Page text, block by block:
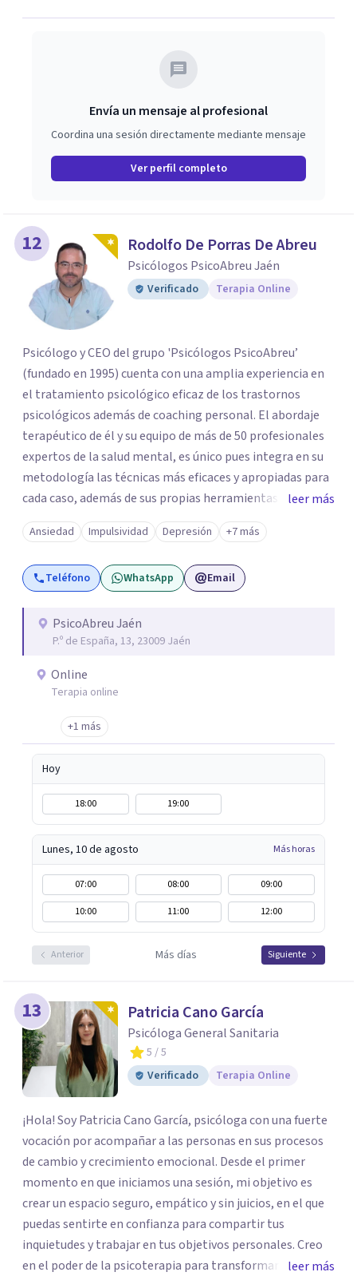
ofrecerte un espacio de confianza donde podamos
relaciones. Estoy aquí para acompañarte en ese proceso.
Envía un mensaje al profesional
Coordina una sesión directamente mediante mensaje
Ver perfil completo
12 Rodolfo De Porras De Abreu
Psicólogos PsicoAbreu Jaén
Verificado Terapia Online
Psicólogo y CEO del grupo 'Psicólogos PsicoAbreu’
(fundado en 1995) cuenta con una amplia experiencia en
el tratamiento psicológico eficaz de los trastornos
psicológicos además de coaching personal. El abordaje
terapéutico de él y su equipo de más de 50 profesionales
expertos de la salud mental, es único pues integra en su
metodología las técnicas más eficaces y apropiadas para
cada caso, además de sus propias herramientas y técnicas
psicológicas que le hacen un equipo de profesionales
único en su campo. Rodolfo de Porras hace énfasis en la
importancia de trabajar no solo el síntoma que trae a la
persona a consulta sino tratar la raíz del problema para
repetirse en el futuro.
leer más
Ansiedad Impulsividad Depresión +7 más
Teléfono WhatsApp Email
PsicoAbreu Jaén
P.º de España, 13, 23009 Jaén
Online
Terapia online
+1 más
Hoy
18:00 19:00
Lunes, 10 de agosto Más horas
07:00 08:00
09:00
10:00
11:00 12:00
Anterior Más días Siguiente
13 Patricia Cano García
Psicóloga General Sanitaria
5 / 5
Verificado
Terapia Online
¡Hola! Soy Patricia Cano García, psicóloga con una fuerte
vocación por acompañar a las personas en sus procesos
de cambio y crecimiento emocional. Desde el primer
momento en que iniciamos una sesión, mi objetivo es
crear un espacio seguro, empático y sin juicios, en el que
puedas sentirte en confianza para compartir tus
inquietudes y trabajar en tus objetivos personales. Creo
en el poder de la psicoterapia para transformar y mejorar
leer más